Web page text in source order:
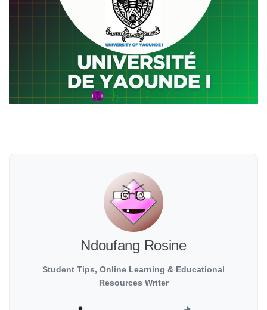
Ndoufang Rosine
Student Tips, Online Learning & Educational
Resources Writer